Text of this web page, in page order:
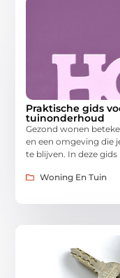
Praktische gids
tuinonderhoud
Gezond wonen
en een omgeving die
te blijven. In deze gids
Woning En Tuin